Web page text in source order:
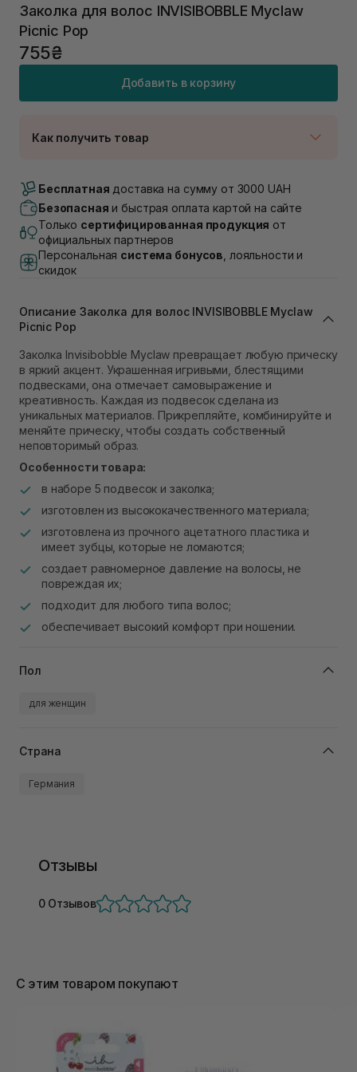
Заколка для волос INVISIBOBBLE Myclaw
Picnic Pop
755₴
Добавить в корзину
Как получить товар
В наличии
Самовывоз г. Луцк, Винниченка 4
Самовывоз г. Львов, ул. Академика Подстригача,
1В (Duck's Lake)
Самовывоз г. Львов ул. Степана Бандеры 43
В наличии
Самовывоз Ровно
В наличии
Самовывоз г. Ровно, ул. Кулика и Гудачека 23 (ТЦ
Экватор)
Бесплатная доставка на сумму от 3000 UAH
Безопасная и быстрая оплата картой на сайте
Только сертифицированная продукция от
официальных партнеров
Персональная система бонусов , лояльности и
скидок
Описание Заколка для волос INVISIBOBBLE Myclaw
Picnic Pop
Заколка Invisibobble Myclaw превращает любую прическу
в яркий акцент. Украшенная игривыми, блестящими
подвесками, она отмечает самовыражение и
креативность. Каждая из подвесок сделана из
уникальных материалов. Прикрепляйте, комбинируйте и
меняйте прическу, чтобы создать собственный
неповторимый образ.
Особенности товара:
в наборе 5 подвесок и заколка;
изготовлен из высококачественного материала;
изготовлена ​​из прочного ацетатного пластика и
имеет зубцы, которые не ломаются;
создает равномерное давление на волосы, не
повреждая их;
подходит для любого типа волос;
обеспечивает высокий комфорт при ношении.
Пол
для женщин
Страна
Германия
Отзывы
0 Отзывов
С этим товаром покупают